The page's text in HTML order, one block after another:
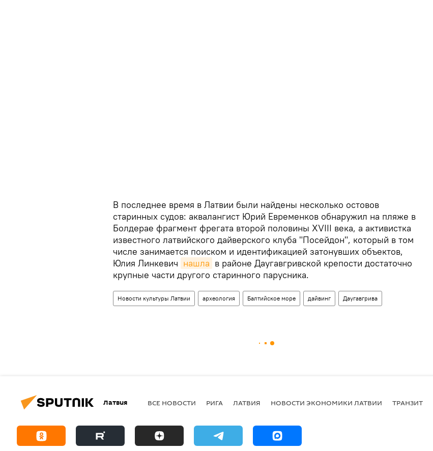
В последнее время в Латвии были найдены несколько остовов
старинных судов: аквалангист Юрий Евременков обнаружил на пляже в
Болдерае фрагмент фрегата второй половины XVIII века, а активистка
известного латвийского дайверского клуба "Посейдон", который в том
числе занимается поиском и идентификацией затонувших объектов,
Юлия Линкевич нашла в районе Даугавгривской крепости достаточно
крупные части другого старинного парусника.
Новости культуры Латвии археология Балтийское море дайвинг Даугавгрива
Латвия ВСЕ НОВОСТИ РИГА ЛАТВИЯ НОВОСТИ ЭКОНОМИКИ ЛАТВИИ ТРАНЗИТ